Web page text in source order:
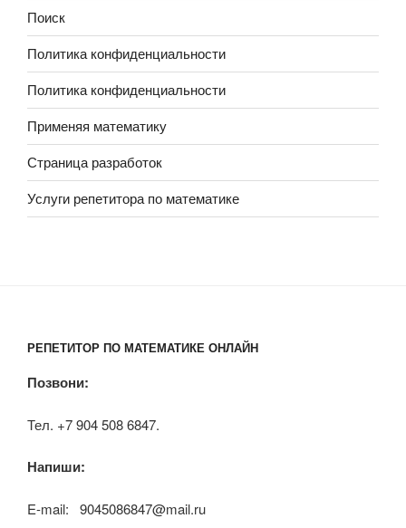
Поиск
Политика конфиденциальности
Политика конфиденциальности
Применяя математику
Страница разработок
Услуги репетитора по математике
РЕПЕТИТОР ПО МАТЕМАТИКЕ ОНЛАЙН
Позвони:
Тел. +7 904 508 6847.
Напиши:
E-mail: 9045086847@mail.ru